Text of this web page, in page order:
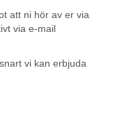
att ni hör av er via
via e-mail
vi kan erbjuda